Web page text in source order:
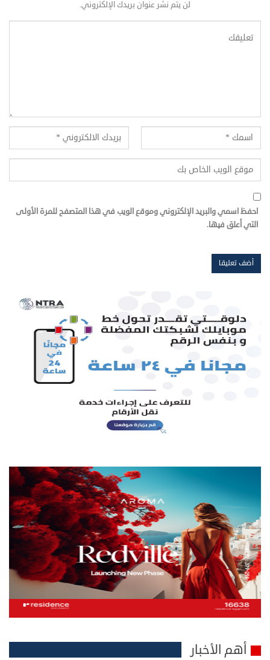
لن يتم نشر عنوان بريدك الإلكتروني.
احفظ اسمي والبريد الإلكتروني وموقع الويب في هذا المتصفح للمرة الأولى
التي أعلق فيها.
أهم الأخبار